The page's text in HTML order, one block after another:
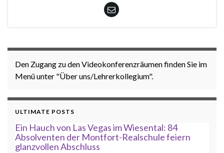
Den Zugang zu den Videokonferenzräumen finden Sie im
Menü unter "Über uns/Lehrerkollegium".
ULTIMATE POSTS
Ein Hauch von Las Vegas im Wiesental: 84
Absolventen der Montfort-Realschule feiern
glanzvollen Abschluss